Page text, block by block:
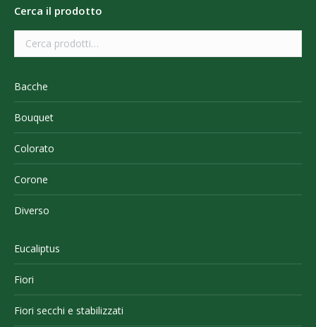
Cerca il prodotto
Bacche
Bouquet
Colorato
Corone
Diverso
Eucaliptus
Fiori
Fiori secchi e stabilizzati